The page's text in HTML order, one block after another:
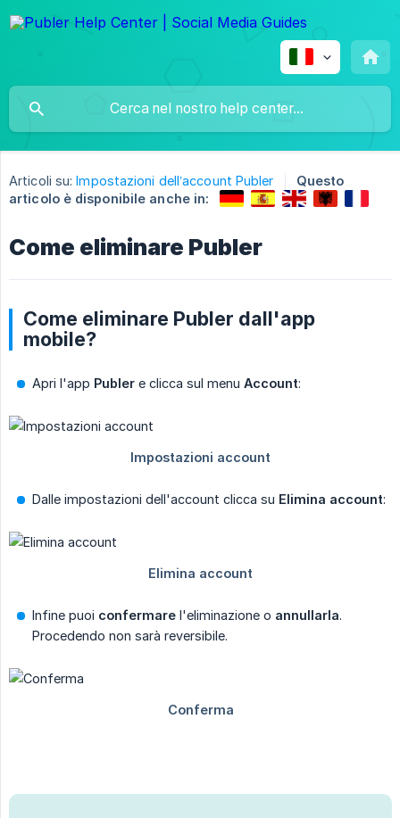
Articoli su: Impostazioni dell’account Publer
Questo
articolo è disponibile anche in:
Come eliminare Publer
Come eliminare Publer dall'app
mobile?
Apri l'app Publer e clicca sul menu Account:
Dalle impostazioni dell'account clicca su Elimina account:
Infine puoi confermare l'eliminazione o annullarla.
Procedendo non sarà reversibile.